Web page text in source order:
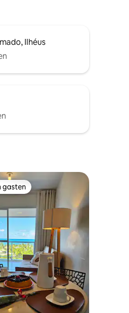
Ilhéus
4,82 uit 5, 11 recensies
gasten
gasten